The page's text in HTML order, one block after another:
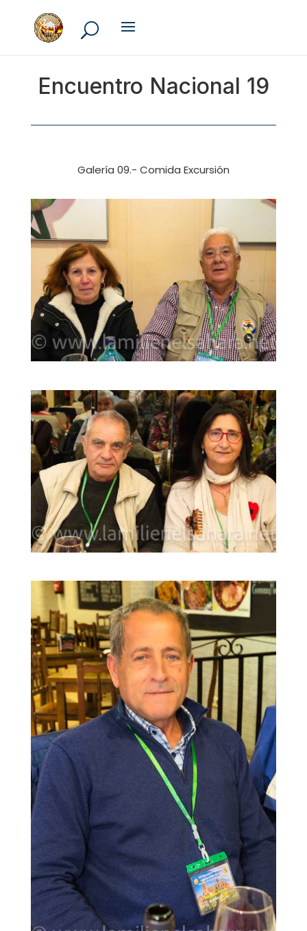
Encuentro Nacional 19
Galería 09.- Comida Excursión